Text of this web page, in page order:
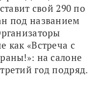
свой 290 по
под названием
как «Встреча с
на салоне
год подряд.